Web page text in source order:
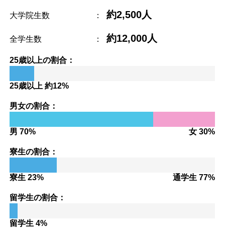
大学院生数 ： 約2,500人
全学生数 ： 約12,000人
25歳以上の割合：
25歳以上 約12%
男女の割合：
男 70% 女 30%
寮生の割合：
寮生 23% 通学生 77%
留学生の割合：
留学生 4%